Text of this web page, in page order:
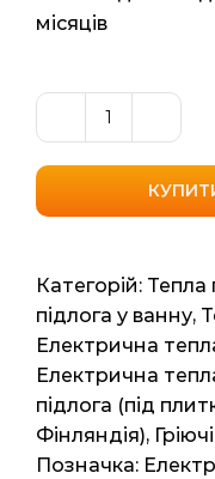
місяців
мат
Ryxon
HM
(Латвія)
0.5м2
1мп
100ват
кількість
Категорій: Тепла
підлога у ванну,
Електрична
Електрична
підлога (під
Фінляндія),
Позначка: